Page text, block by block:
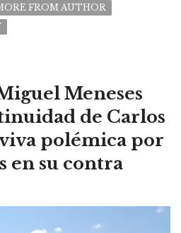
FROM AUTHOR
Meneses
de Carlos
polémica por
en su contra